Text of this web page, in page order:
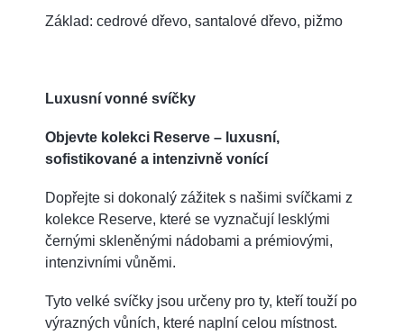
Základ: cedrové dřevo, santalové dřevo, pižmo
Luxusní vonné svíčky
Objevte kolekci Reserve – luxusní,
sofistikované a intenzivně vonící
Dopřejte si dokonalý zážitek s našimi svíčkami z
kolekce Reserve, které se vyznačují lesklými
černými skleněnými nádobami a prémiovými,
intenzivními vůněmi.
Tyto velké svíčky jsou určeny pro ty, kteří touží po
výrazných vůních, které naplní celou místnost.